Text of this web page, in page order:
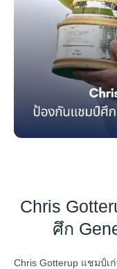
Chris
ศึก
Chris Gotterup แชมป์เ